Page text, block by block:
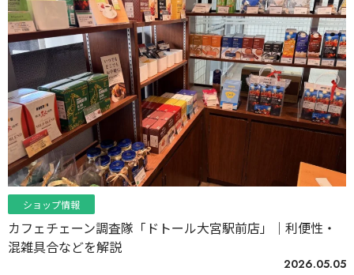
ショップ情報
カフェチェーン調査隊「ドトール大宮駅前店」｜利便性・
混雑具合などを解説
2026.05.05